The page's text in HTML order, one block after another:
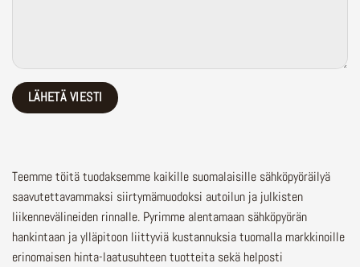
Teemme töitä tuodaksemme kaikille suomalaisille sähköpyöräilyä
saavutettavammaksi siirtymämuodoksi autoilun ja julkisten
liikennevälineiden rinnalle. Pyrimme alentamaan sähköpyörän
hankintaan ja ylläpitoon liittyviä kustannuksia tuomalla markkinoille
erinomaisen hinta-laatusuhteen tuotteita sekä helposti